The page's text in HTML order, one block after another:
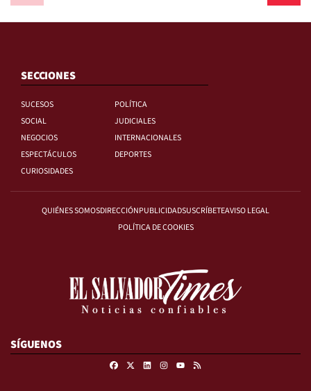
SECCIONES
SUCESOS
POLÍTICA
SOCIAL
JUDICIALES
NEGOCIOS
INTERNACIONALES
ESPECTÁCULOS
DEPORTES
CURIOSIDADES
QUIÉNES SOMOSDIRECCIÓNPUBLICIDADSUSCRÍBETEAVISO LEGAL
POLÍTICA DE COOKIES
SÍGUENOS
FacebookLinkedinInstagramRSS